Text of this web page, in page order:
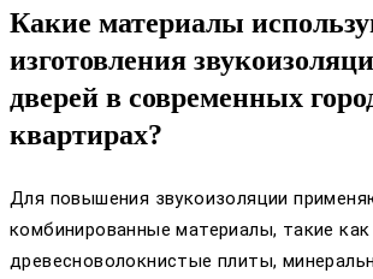
Какие материалы
изготовления
дверей в современных
квартирах?
Для повышения звукоизоляции
комбинированные материалы, такие как
древесноволокнистые плиты,